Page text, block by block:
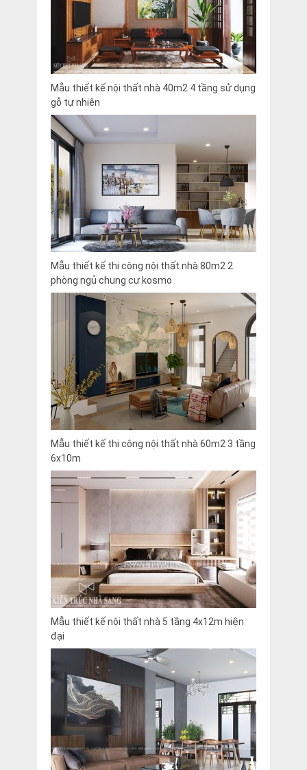
Mẫu thiết kế nội thất nhà 40m2 4 tầng sử dụng
gỗ tự nhiên
Mẫu thiết kế thi công nội thất nhà 80m2 2
phòng ngủ chung cư kosmo
Mẫu thiết kế thi công nội thất nhà 60m2 3 tầng
6x10m
Mẫu thiết kế nội thất nhà 5 tầng 4x12m hiện
đại